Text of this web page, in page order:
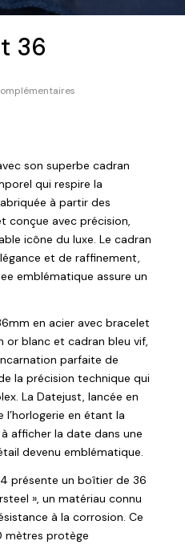
36
son superbe cadran
qui respire la
à partir des
conçue avec précision,
icône du luxe. Le cadran
et de raffinement,
emblématique assure un
en acier avec bracelet
or blanc et cadran bleu vif,
parfaite de
la précision technique qui
La Datejust, lancée en
l’horlogerie en étant la
afficher la date dans une
devenu emblématique.
présente un boîtier de 36
», un matériau connu
à la corrosion. Ce
mètres protège